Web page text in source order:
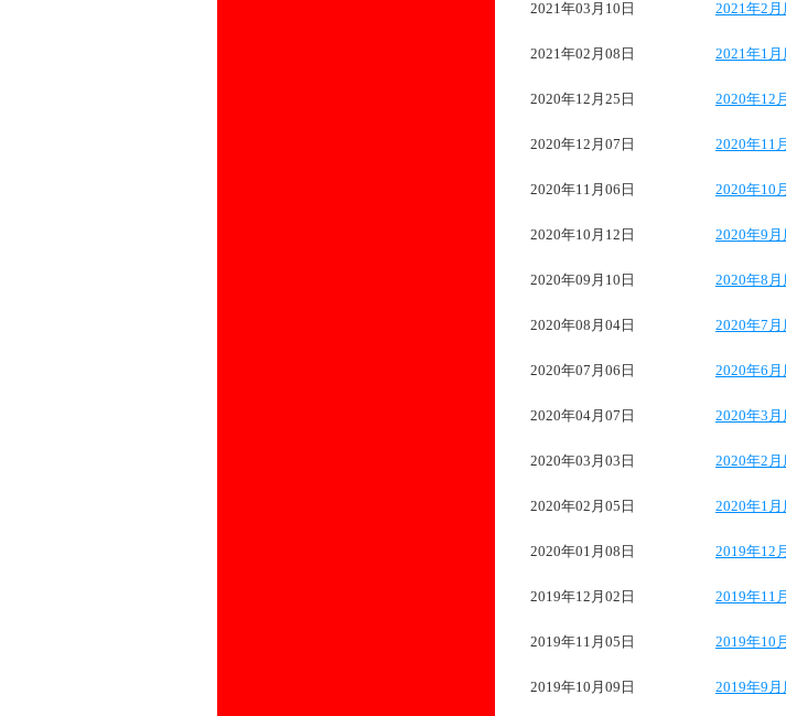
2021年03月10日 2021年2
2021年02月08日 2021年1
2020年12月25日 2020年
2020年12月07日 2020年
2020年11月06日 2020年
2020年10月12日 2020年9
2020年09月10日 2020年8
2020年08月04日 2020年7
2020年07月06日 2020年6
2020年04月07日 2020年3
2020年03月03日 2020年2
2020年02月05日 2020年1
2020年01月08日 2019年
2019年12月02日 2019年
2019年11月05日 2019年
2019年10月09日 2019年9